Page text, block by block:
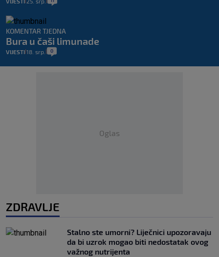
KOMENTAR TJEDNA
Bura u čaši limunade
VIJESTI 18. srp. 0
Oglas
ZDRAVLJE
Stalno ste umorni? Liječnici upozoravaju
da bi uzrok mogao biti nedostatak ovog
važnog nutrijenta